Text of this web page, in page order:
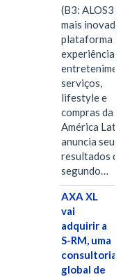
(B3: ALOS3), a
mais inovadora
plataforma de
experiências,
entretenimento,
serviços,
lifestyle e
compras da
América Latina
anuncia seus
resultados do
segundo…
AXA XL
vai
adquirir a
S-RM, uma
consultoria
global de